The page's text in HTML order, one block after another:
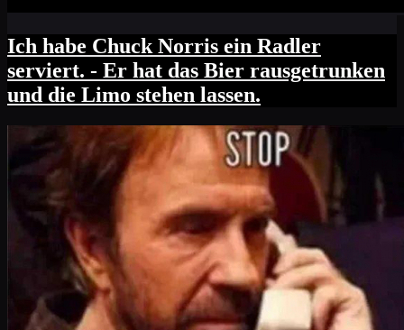
Ich habe Chuck Norris ein Radler
serviert. - Er hat das Bier rausgetrunken
und die Limo stehen lassen.